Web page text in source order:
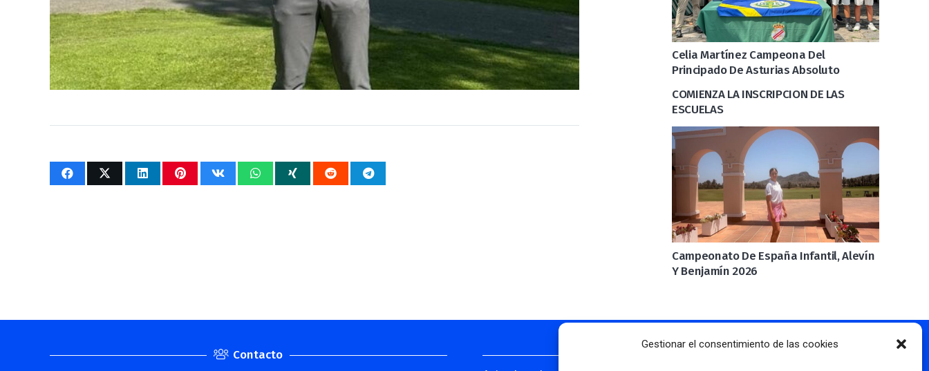
Gestionar el consentimiento de las cookies
Celia Martínez Campeona Del
Principado De Asturias Absoluto
COMIENZA LA INSCRIPCION DE LAS
ESCUELAS
Campeonato De España Infantil, Alevín
Y Benjamín 2026
Contacto